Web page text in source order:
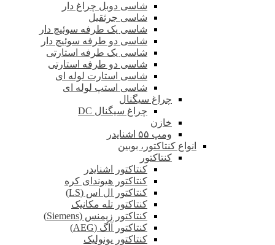
شاسی دوبل چراغ دار
شاسی جرثقیل
شاسی یک طرفه سوئیچ دار
شاسی دو طرفه سوئیچ دار
شاسی یک طرفه استارتی
شاسی دو طرفه استارتی
شاسی استارت لوله ای
شاسی استپ لوله ای
چراغ سیگنال
چراغ سیگنال DC
خازن
ومپ ۵۵ اشنایدر
انواع کنتاکتور، بوبین
کنتاکتور
کنتاکتور اشنایدر
کنتاکتور هیوندای کره
کنتاکتور ال اس (LS)
کنتاکتور تله مکانیک
کنتاکتور زیمنس (Siemens)
کنتاکتور آاگ (AEG)
کنتاکتور یونولیک